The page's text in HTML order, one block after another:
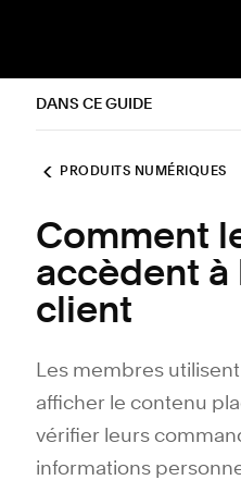
DANS CE GUIDE
PRODUITS NUMÉRIQUES
Comment
accèdent
client
Les membres
afficher le contenu
vérifier leurs
informations